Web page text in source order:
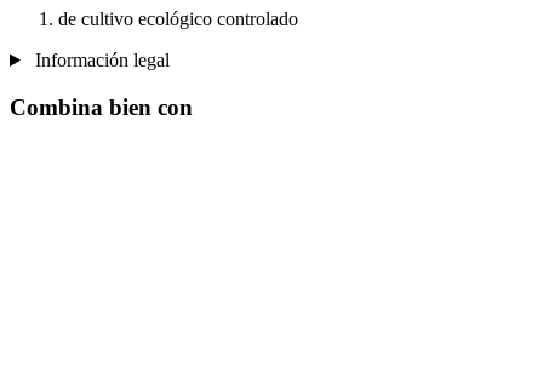
de cultivo ecológico controlado
Información legal
Combina bien con